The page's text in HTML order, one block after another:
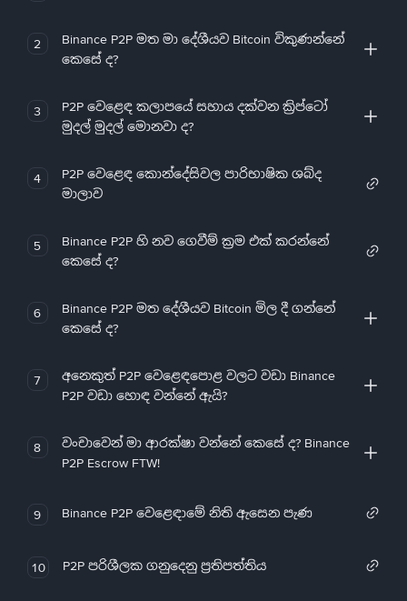
2
Binance P2P මත මා දේශීයව Bitcoin විකුණන්නේ
කෙසේ ද?
3
P2P වෙළෙඳ කලාපයේ සහාය දක්වන ක්‍රිප්ටෝ
මුදල් මුදල් මොනවා ද?
4
P2P වෙළෙඳ කොන්දේසිවල පාරිභාෂික ශබ්ද
මාලාව
5
Binance P2P හි නව ගෙවීම් ක්‍රම එක් කරන්නේ
කෙසේ ද?
6
Binance P2P මත දේශීයව Bitcoin මිල දී ගන්නේ
කෙසේ ද?
7
අනෙකුත් P2P වෙළෙඳපොළ වලට වඩා Binance
P2P වඩා හොඳ වන්නේ ඇයි?
8
වංචාවෙන් මා ආරක්ෂා වන්නේ කෙසේ ද? Binance
P2P Escrow FTW!
9 Binance P2P වෙළෙඳාමේ නිති ඇසෙන පැණ
10 P2P පරිශීලක ගනුදෙනු ප්‍රතිපත්තිය